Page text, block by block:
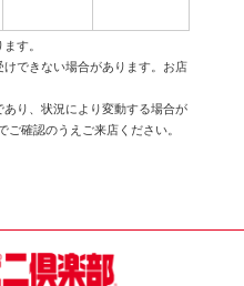
す。
できない場合があります。お店
り、状況により変動する場合が
確認のうえご来店ください。